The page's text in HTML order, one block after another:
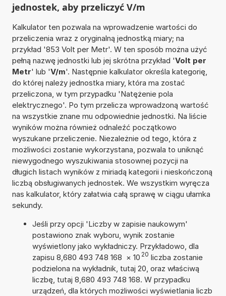
jednostek, aby przeliczyć V/m
Kalkulator ten pozwala na wprowadzenie wartości do
przeliczenia wraz z oryginalną jednostką miary; na
przykład '853 Volt per Metr'. W ten sposób można użyć
pełną nazwę jednostki lub jej skrótna przykład 'Volt per
Metr' lub 'V/m'. Następnie kalkulator określa kategorię,
do której należy jednostka miary, która ma zostać
przeliczona, w tym przypadku 'Natężenie pola
elektrycznego'. Po tym przelicza wprowadzoną wartość
na wszystkie znane mu odpowiednie jednostki. Na liście
wyników można również odnaleźć początkowo
wyszukane przeliczenie. Niezależnie od tego, która z
możliwości zostanie wykorzystana, pozwala to uniknąć
niewygodnego wyszukiwania stosownej pozycji na
długich listach wyników z miriadą kategorii i nieskończoną
liczbą obsługiwanych jednostek. We wszystkim wyręcza
nas kalkulator, który załatwia całą sprawę w ciągu ułamka
sekundy.
Jeśli przy opcji 'Liczby w zapisie naukowym'
postawiono znak wyboru, wynik zostanie
wyświetlony jako wykładniczy. Przykładowo, dla
zapisu 8,680 493 748 168 × 10 20 liczba zostanie
podzielona na wykładnik, tutaj 20, oraz właściwą
liczbę, tutaj 8,680 493 748 168. W przypadku
urządzeń, dla których możliwości wyświetlania liczb